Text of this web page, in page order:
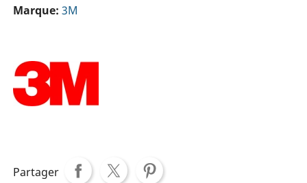
Marque 3M
Partager